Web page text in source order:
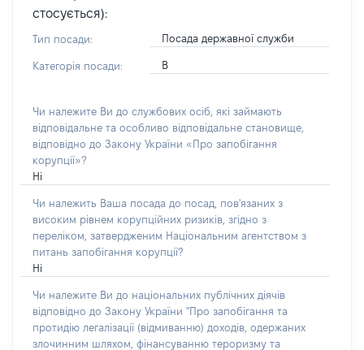
стосується):
Тип посади: Посада державної служби
Категорія посади: В
Чи належите Ви до службових осіб, які займають
відповідальне та особливо відповідальне становище,
відповідно до Закону України «Про запобігання
корупції»?
Ні
Чи належить Ваша посада до посад, пов'язаних з
високим рівнем корупційних ризиків, згідно з
переліком, затвердженим Національним агентством з
питань запобігання корупції?
Ні
Чи належите Ви до національних публічних діячів
відповідно до Закону України "Про запобігання та
протидію легалізації (відмиванню) доходів, одержаних
злочинним шляхом, фінансуванню тероризму та